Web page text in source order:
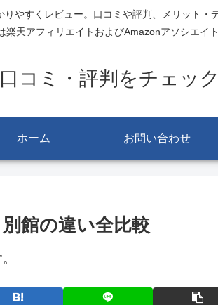
やすくレビュー。口コミや評判、メリット
楽天アフィリエイトおよびAmazonアソシエイ
コミ・評判をチェッ
ホーム お問い合わせ
館の違い全比較